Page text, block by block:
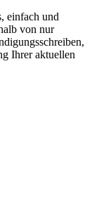
einfach und
von nur
Ihrer aktuellen